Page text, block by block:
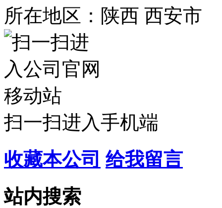
所在地区：陕西 西安市
扫一扫进入手机端
收藏本公司 给我留言
站内搜索